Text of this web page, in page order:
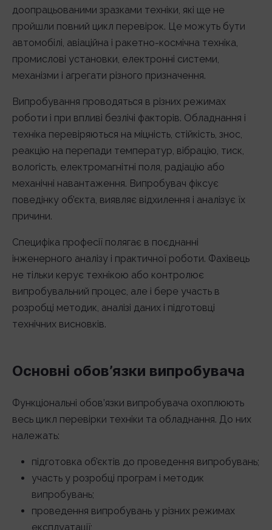
доопрацьованими зразками техніки, які ще не
пройшли повний цикл перевірок. Це можуть бути
автомобілі, авіаційна і ракетно-космічна техніка,
промислові установки, електронні системи,
механізми і агрегати різного призначення.
Випробування проводяться в різних режимах
роботи і при впливі безлічі факторів. Обладнання і
техніка перевіряються на міцність, стійкість, знос,
реакцію на перепади температур, вібрацію, тиск,
вологість, електромагнітні поля, радіацію або
механічні навантаження. Випробувач фіксує
поведінку об’єкта, виявляє відхилення і аналізує їх
причини.
Специфіка професії полягає в поєднанні
інженерного аналізу і практичної роботи. Фахівець
не тільки керує технікою або контролює
випробувальний процес, але і бере участь в
розробці методик, аналізі даних і підготовці
технічних висновків.
Основні обов’язки випробувача
Функціональні обов’язки випробувача охоплюють
весь цикл перевірки техніки та обладнання. До них
належать:
підготовка об’єктів до проведення випробувань;
участь у розробці програм і методик
випробувань;
проведення випробувань у різних режимах
експлуатації;